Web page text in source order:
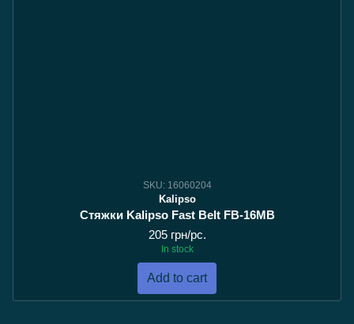
SKU: 16060204
Kalipso
Стяжки Kalipso Fast Belt FB-16MB
205 грн/pc.
In stock
Add to cart